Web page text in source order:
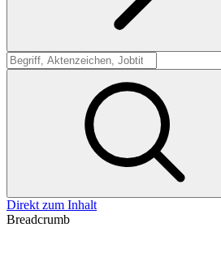
Suche
Direkt zum Inhalt
Breadcrumb